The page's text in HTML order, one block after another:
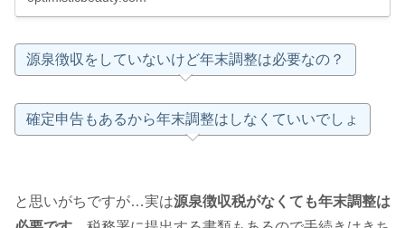
源泉徴収をしていないけど年末調整は必要なの？
確定申告もあるから年末調整はしなくていいでしょ
と思いがちですが…実は源泉徴収税がなくても年末調整は